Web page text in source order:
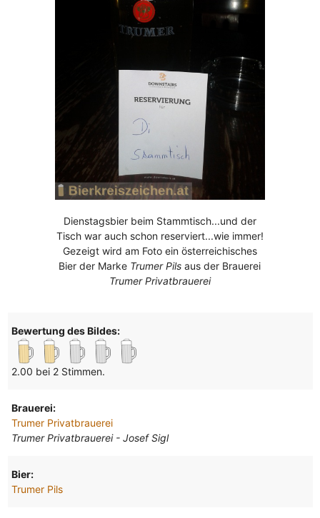
Dienstagsbier beim Stammtisch...und der
Tisch war auch schon reserviert...wie immer!
Gezeigt wird am Foto ein österreichisches
Bier der Marke Trumer Pils aus der Brauerei
Trumer Privatbrauerei
Bewertung des Bildes:
2.00 bei 2 Stimmen.
Brauerei:
Trumer Privatbrauerei
Trumer Privatbrauerei - Josef Sigl
Bier:
Trumer Pils